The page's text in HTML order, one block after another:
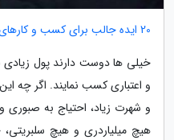
20 ایده جالب برای کسب و کارهای لاکچری
خیلی ها دوست دارند پول
و اعتباری کسب نمایند. اگر چه
و شهرت زیاد، احتیاج به
هیچ میلیاردری و هیچ